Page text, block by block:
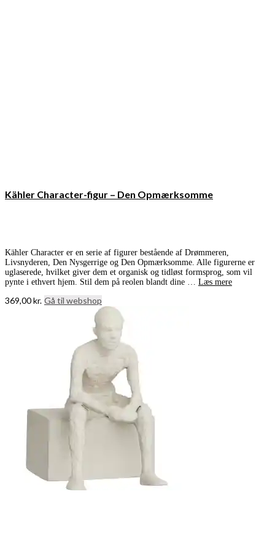
Kähler Character-figur – Den Opmærksomme
Kähler Character er en serie af figurer bestående af Drømmeren,
Livsnyderen, Den Nysgerrige og Den Opmærksomme. Alle figurerne er
uglaserede, hvilket giver dem et organisk og tidløst formsprog, som vil
pynte i ethvert hjem. Stil dem på reolen blandt dine … Læs mere
369,00kr. Gå til webshop